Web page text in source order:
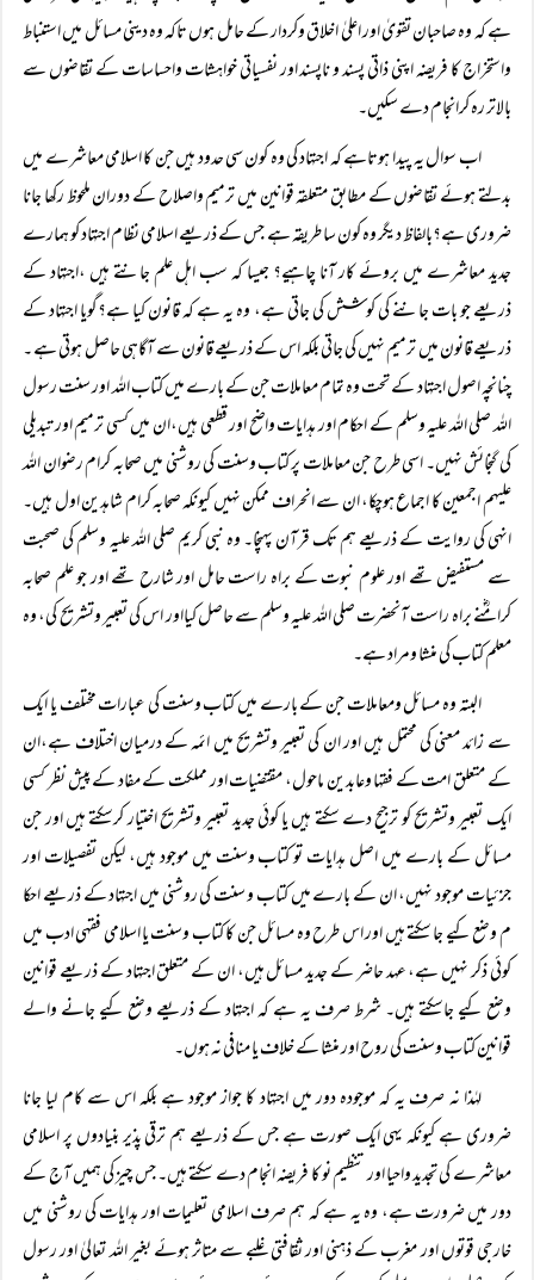
ہے کہ وہ صاحبان تقویٰ اور اعلیٰ اخلاق وکردار کے حامل ہوں تاکہ وہ دینی مسائل میں استنباط
واستخراج کا فریضہ اپنی ذاتی پسند و ناپسند اور نفسیاتی خواہشات واحساسات کے تقاضوں سے
بالاتر رہ کرانجام دے سکیں۔
اب سوال یہ پیدا ہوتاہے کہ اجتہاد کی وہ کون سی حدود ہیں جن کا اسلامی معاشرے میں
بدلتے ہوئے تقاضوں کے مطابق متعلقہ قوانین میں ترمیم واصلاح کے دوران ملحوظ رکھا جانا
ضروری ہے؟بالفاظ دیگر وہ کون سا طریقہ ہے جس کے ذریعے اسلامی نظام اجتہاد کو ہمارے
جدید معاشرے میں بروئے کار آنا چاہیے؟ جیسا کہ سب اہل علم جانتے ہیں ،اجتہاد کے
ذریعے جو بات جاننے کی کوشش کی جاتی ہے، وہ یہ ہے کہ قانون کیا ہے؟گویا اجتہاد کے
ذریعے قانون میں ترمیم نہیں کی جاتی بلکہ اس کے ذریعے قانون سے آگاہی حاصل ہوتی ہے ۔
چنانچہ اصول اجتہاد کے تحت وہ تمام معاملات جن کے بارے میں کتاب اللہ اور سنت رسول
اللہ صلی اللہ علیہ وسلم کے احکام اور ہدایات واضح اور قطعی ہیں،ان میں کسی ترمیم اور تبدیلی
کی گنجائش نہیں۔ اسی طرح جن معاملات پر کتاب وسنت کی روشنی میں صحابہ کرام رضوان اللہ
علیہم اجمعین کا اجماع ہوچکا، ان سے انحراف ممکن نہیں کیونکہ صحابہ کرام شاہدین اول ہیں۔
انہی کی روایت کے ذریعے ہم تک قرآن پہنچا۔ وہ نبی کریم صلی اللہ علیہ وسلم کی صحبت
سے مستفیض تھے اور علوم نبوت کے براہ راست حامل اور شارح تھے اور جو علم صحابہ
کرامؓنے براہ راست آنحضرت صلی اللہ علیہ وسلم سے حاصل کیااور اس کی تعبیر وتشریح کی، وہ
معلم کتاب کی منشا ومراد ہے۔
البتہ وہ مسائل ومعاملات جن کے بارے میں کتاب وسنت کی عبارات مختلف یا ایک
سے زائد معنی کی محتمل ہیں اور ان کی تعبیر وتشریح میں ائمہ کے درمیان اختلاف ہے،ان
کے متعلق امت کے فقہا وعابدین ماحول، مقتضیات اور مملکت کے مفاد کے پیش نظر کسی
ایک تعبیر وتشریح کو ترجیح دے سکتے ہیں یا کوئی جدید تعبیر وتشریح اختیار کرسکتے ہیں اور جن
مسائل کے بارے میں اصل ہدایات تو کتاب وسنت میں موجود ہیں، لیکن تفصیلات اور
جزئیات موجود نہیں، ان کے بارے میں کتاب و سنت کی روشنی میں اجتہاد کے ذریعے احکا
م وضع کیے جا سکتے ہیں اور اس طرح وہ مسائل جن کا کتاب وسنت یا اسلامی فقہی ادب میں
کوئی ذکر نہیں ہے، عہد حاضر کے جدید مسائل ہیں، ان کے متعلق اجتہاد کے ذریعے قوانین
وضع کیے جاسکتے ہیں۔ شرط صرف یہ ہے کہ اجتہاد کے ذریعے وضع کیے جانے والے
قوانین کتاب وسنت کی روح اور منشا کے خلاف یا منافی نہ ہوں۔
لہٰذا نہ صرف یہ کہ موجودہ دور میں اجتہاد کا جواز موجود ہے بلکہ اس سے کام لیا جانا
ضروری ہے کیونکہ یہی ایک صورت ہے جس کے ذریعے ہم ترقی پذیر بنیادوں پر اسلامی
معاشرے کی تجدید واحیا اور تنظیم نو کا فریضہ انجام دے سکتے ہیں۔ جس چیز کی ہمیں آج کے
دور میں ضرورت ہے، وہ یہ ہے کہ ہم صرف اسلامی تعلیمات اور ہدایات کی روشنی میں
خارجی قوتوں اور مغرب کے ذہنی اور ثقافتی غلبے سے متاثر ہوئے بغیر اللہ تعالیٰ اور رسول